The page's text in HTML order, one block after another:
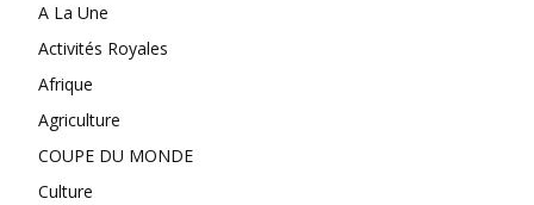
A La Une
Activités Royales
Afrique
Agriculture
COUPE DU MONDE
Culture